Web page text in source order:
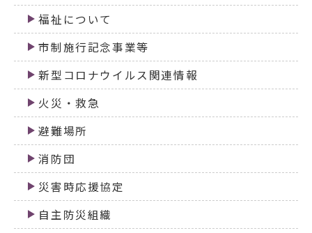
福祉について
市制施行記念事業等
新型コロナウイルス関連情報
火災・救急
避難場所
消防団
災害時応援協定
自主防災組織